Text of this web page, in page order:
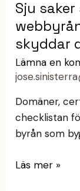
Sju
skyddar
Lämna en
Domäner,
checklistan
byrån som
Sju
saker
som
sönder
när
webbyrån
försvinner
—
hur
Läs mer »